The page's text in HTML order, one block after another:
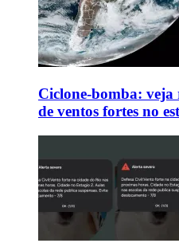
Ciclone-bomba: veja
de ventos fortes no